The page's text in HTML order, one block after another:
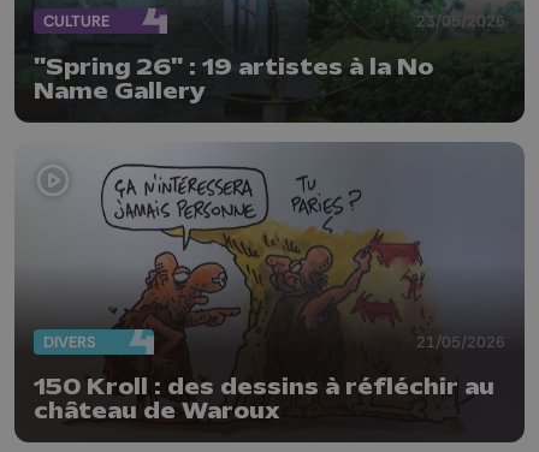
CULTURE 23/05/2026
"Spring 26" : 19 artistes à la No
Name Gallery
DIVERS 21/05/2026
150 Kroll : des dessins à réfléchir au
château de Waroux